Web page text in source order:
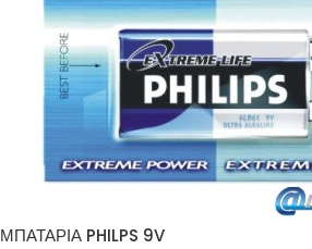
ΜΠΑΤΑΡΙΑ PHILPS 9V